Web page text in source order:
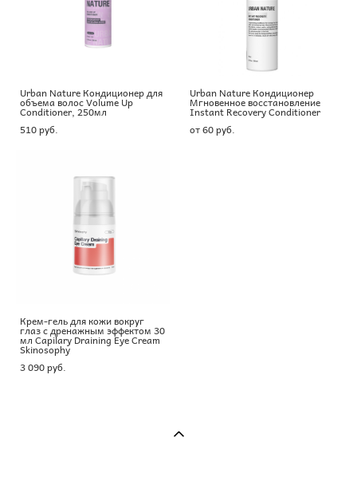
Urban Nature Кондиционер для
объема волос Volume Up
Conditioner, 250мл
510 pуб.
Urban Nature Кондиционер
Мгновенное восстановление
Instant Recovery Сonditioner
от 60 pуб.
Крем-гель для кожи вокруг
глаз с дренажным эффектом 30
мл Capilary Draining Eye Cream
Skinosophy
3 090 pуб.